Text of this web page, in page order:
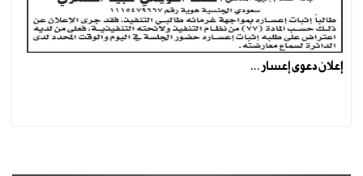
إعلان دعوى إعسار ...